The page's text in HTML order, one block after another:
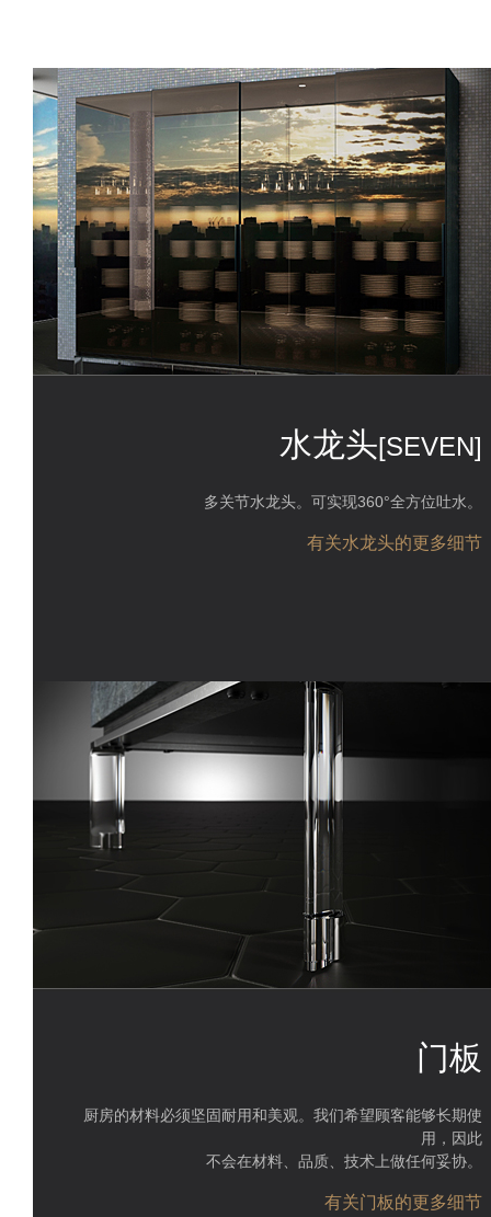
水龙头[SEVEN]
多关节水龙头。可实现360°全方位吐水。
有关水龙头的更多细节
门板
厨房的材料必须坚固耐用和美观。我们希望顾客能够长期使
用，因此
不会在材料、品质、技术上做任何妥协。
有关门板的更多细节